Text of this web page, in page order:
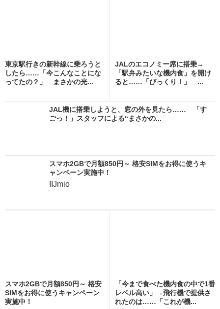
東京駅行きの新幹線に乗ろうと
したら……「今こんなことにな
ってたの？」 まさかの光...
JALのエコノミー席に搭乗→
「駅弁みたいな機内食」を開け
ると……「びっくり！」 ...
JAL機に搭乗しようと、窓の外を見たら…… 「す
ごっ！」スタッフによる“まさかの...
スマホ2GBで月額850円～ 格安SIMをお得に使うキ
ャンペーン実施中！
IIJmio
スマホ2GBで月額850円～ 格安
SIMをお得に使うキャンペーン
実施中！
「今まで食べた機内食の中で1番
レベル高い」→飛行機で提供さ
れたのは……「これが機...